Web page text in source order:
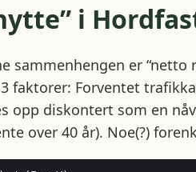
i
sammenhengen er
faktorer: Forventet
opp diskontert som en
over 40 år). Noe(?)